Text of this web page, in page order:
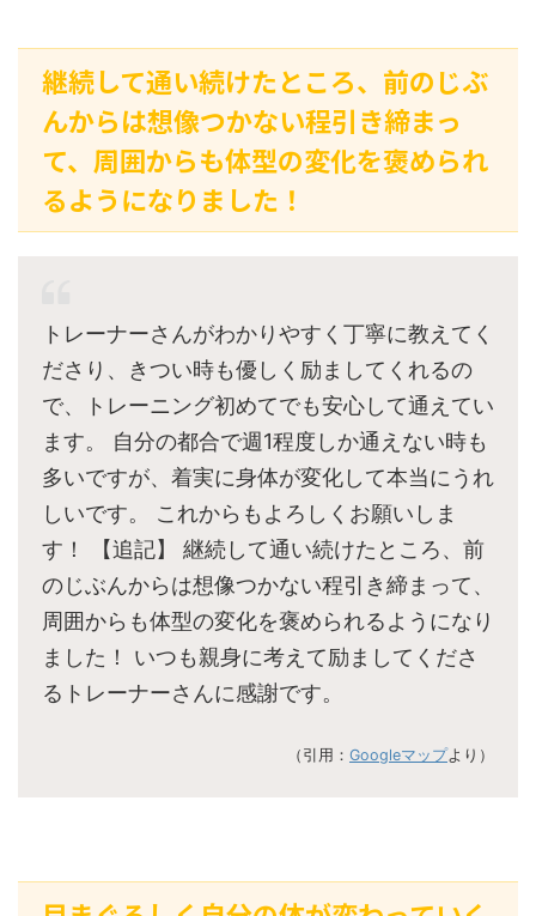
継続して通い続けたところ、前のじぶ
んからは想像つかない程引き締まっ
て、周囲からも体型の変化を褒められ
るようになりました！
トレーナーさんがわかりやすく丁寧に教えてく
ださり、きつい時も優しく励ましてくれるの
で、トレーニング初めてでも安心して通えてい
ます。 自分の都合で週1程度しか通えない時も
多いですが、着実に身体が変化して本当にうれ
しいです。 これからもよろしくお願いしま
す！ 【追記】 継続して通い続けたところ、前
のじぶんからは想像つかない程引き締まって、
周囲からも体型の変化を褒められるようになり
ました！ いつも親身に考えて励ましてくださ
るトレーナーさんに感謝です。
（引用： Googleマップより）